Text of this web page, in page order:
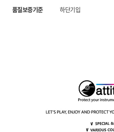
품질보증기준
하단기입